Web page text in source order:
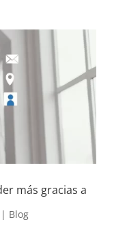
más gracias a
Blog